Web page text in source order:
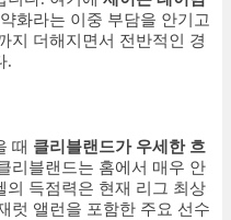
화라는 이중 부담을 안기고
지 더해지면서 전반적인 경
.
때 클리블랜드가 우세한 흐
리블랜드는 홈에서 매우 안
의 득점력은 현재 리그 최상
럿 앨런을 포함한 주요 선수